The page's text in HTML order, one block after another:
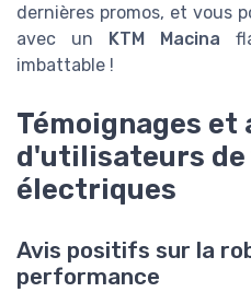
dernières promos, et vous
avec un KTM Macina
imbattable !
Témoignages et
d'utilisateurs de
électriques
Avis positifs sur la
performance